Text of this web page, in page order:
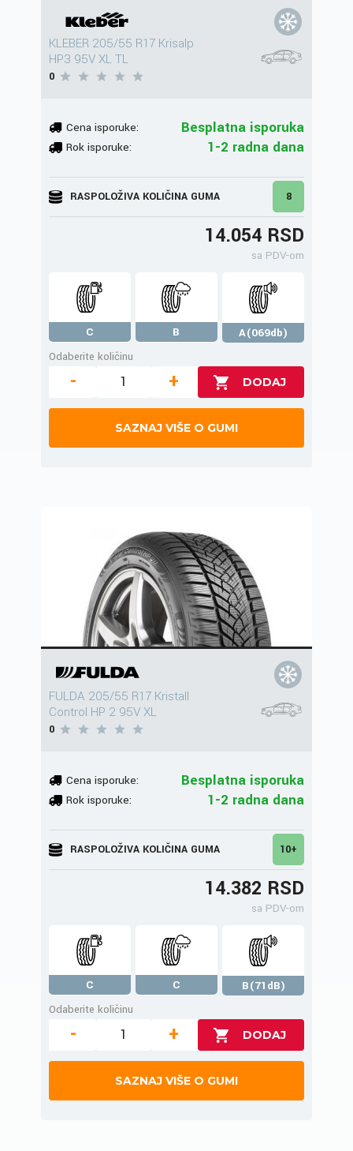
KLEBER 205/55 R17 Krisalp
HP3 95V XL TL
0
Cena isporuke: Besplatna isporuka
Rok isporuke: 1-2 radna dana
RASPOLOŽIVA KOLIČINA GUMA 8
14.054 RSD
sa PDV-om
C B
A(069db)
Odaberite količinu
- +
SAZNAJ VIŠE O GUMI
FULDA 205/55 R17 Kristall
Control HP 2 95V XL
0
Cena isporuke: Besplatna isporuka
Rok isporuke: 1-2 radna dana
RASPOLOŽIVA KOLIČINA GUMA 10+
14.382 RSD
sa PDV-om
C C
B(71dB)
Odaberite količinu
- +
SAZNAJ VIŠE O GUMI